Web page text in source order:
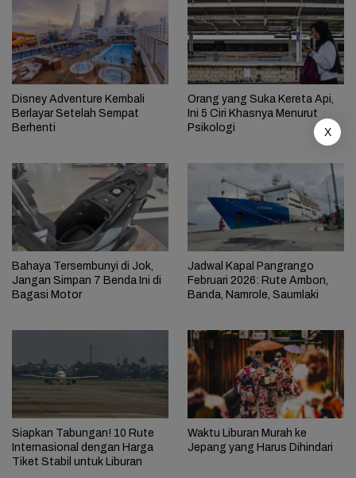
Disney Adventure Kembali
Berlayar Setelah Sempat
Berhenti
Orang yang Suka Kereta Api,
Ini 5 Ciri Khasnya Menurut
Psikologi
Bahaya Tersembunyi di Jok,
Jangan Simpan 7 Benda Ini di
Bagasi Motor
Jadwal Kapal Pangrango
Februari 2026: Rute Ambon,
Banda, Namrole, Saumlaki
Siapkan Tabungan! 10 Rute
Internasional dengan Harga
Tiket Stabil untuk Liburan
Waktu Liburan Murah ke
Jepang yang Harus Dihindari
X